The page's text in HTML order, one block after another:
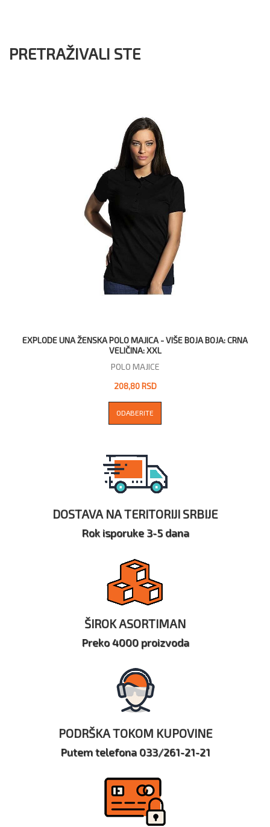
PRETRAŽIVALI STE
EXPLODE UNA ŽENSKA POLO MAJICA - VIŠE BOJA BOJA: CRNA
VELIČINA: XXL
POLO MAJICE
208,80 RSD
ODABERITE
DOSTAVA NA TERITORIJI SRBIJE
Rok isporuke 3-5 dana
ŠIROK ASORTIMAN
Preko 4000 proizvoda
PODRŠKA TOKOM KUPOVINE
Putem telefona 033/261-21-21